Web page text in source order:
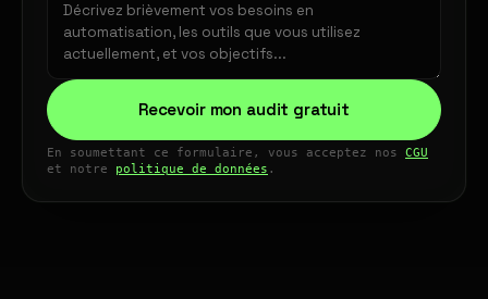
Recevoir mon audit gratuit
En soumettant ce formulaire, vous acceptez nos CGU
et notre politique de données .